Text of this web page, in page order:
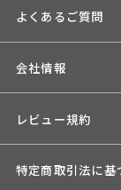
よくあるご質問
会社情報
レビュー規約
特定商取引法に基